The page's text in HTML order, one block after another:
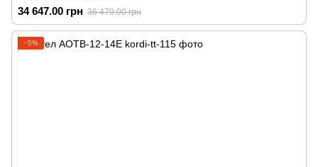
34 647.00 грн 36 470.00 грн
−5%